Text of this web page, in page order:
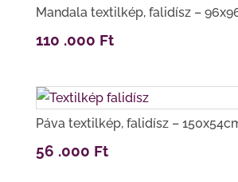
Mandala textilkép, falidísz –
110 .000 Ft
Páva textilkép, falidísz –
56 .000 Ft